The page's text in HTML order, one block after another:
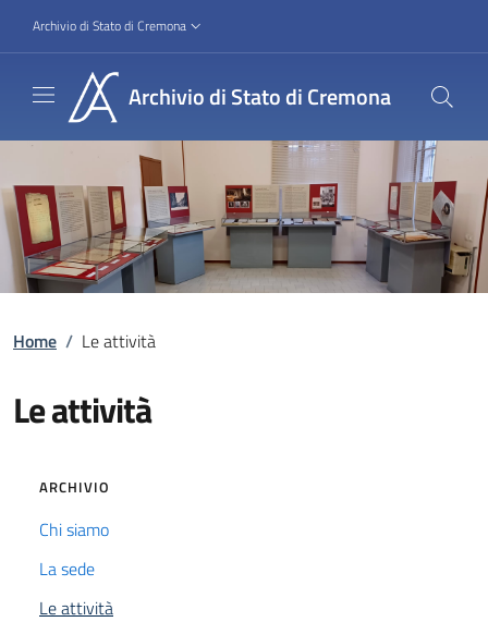
Slim
Archivio di Stato di Cremona
Archivio di Stato di Cremona
Image:
Briciole di pane
Home / Le attività
Le attività
ARCHIVIO
Chi siamo
La sede
Le attività